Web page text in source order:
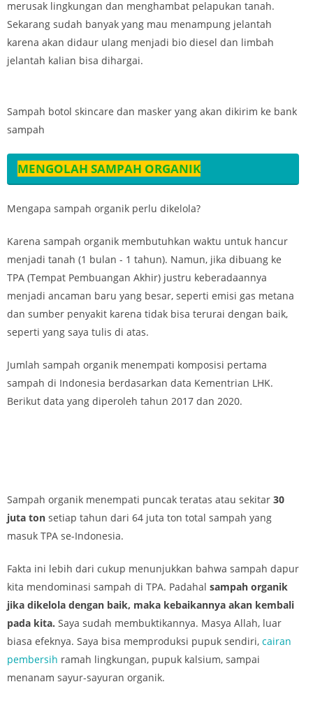
merusak lingkungan dan menghambat pelapukan tanah.
Sekarang sudah banyak yang mau menampung jelantah
karena akan didaur ulang menjadi bio diesel dan limbah
jelantah kalian bisa dihargai.
Sampah botol skincare dan masker yang akan dikirim ke bank
sampah
MENGOLAH SAMPAH ORGANIK
Mengapa sampah organik perlu dikelola?
Karena sampah organik membutuhkan waktu untuk hancur
menjadi tanah (1 bulan - 1 tahun). Namun, jika dibuang ke
TPA (Tempat Pembuangan Akhir) justru keberadaannya
menjadi ancaman baru yang besar, seperti emisi gas metana
dan sumber penyakit karena tidak bisa terurai dengan baik,
seperti yang saya tulis di atas.
Jumlah sampah organik menempati komposisi pertama
sampah di Indonesia berdasarkan data Kementrian LHK.
Berikut data yang diperoleh tahun 2017 dan 2020.
Sampah organik menempati puncak teratas atau sekitar 30
juta ton setiap tahun dari 64 juta ton total sampah yang
masuk TPA se-Indonesia.
Fakta ini lebih dari cukup menunjukkan bahwa sampah dapur
kita mendominasi sampah di TPA. Padahal sampah organik
jika dikelola dengan baik, maka kebaikannya akan kembali
pada kita. Saya sudah membuktikannya. Masya Allah, luar
biasa efeknya. Saya bisa memproduksi pupuk sendiri, cairan
pembersih ramah lingkungan, pupuk kalsium, sampai
menanam sayur-sayuran organik.